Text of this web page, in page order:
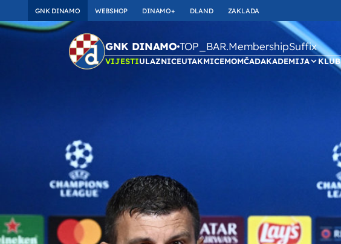
GNK DINAMO WEBSHOP DINAMO+ DLAND ZAKLADA
GNK DINAMO TOP_BAR.MembershipSuffix
VIJESTIULAZNICEUTAKMICEMOMČADAKADEMIJA KLUB